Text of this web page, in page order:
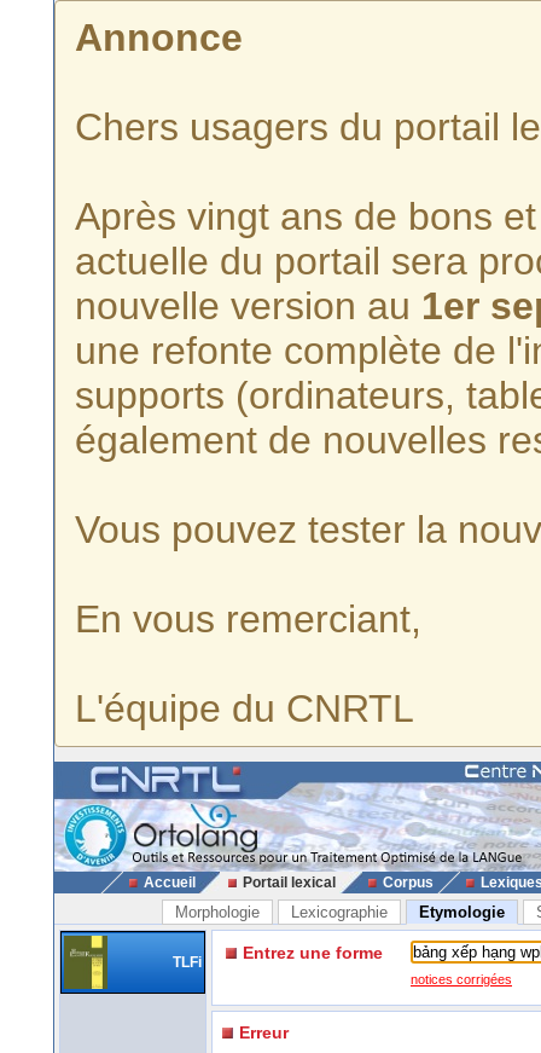
Annonce
Chers usagers du portail
Après vingt ans de bons
actuelle du portail sera
nouvelle version au 1er
une refonte complète de
supports (ordinateurs,
également de nouvelles
Vous pouvez tester la
En vous remerciant,
L'équipe du CNRTL
Accueil Portail lexical Corpus
Morphologie Lexicographie Etymologie
TLFi Entrez une forme
notices corrigées
Erreur